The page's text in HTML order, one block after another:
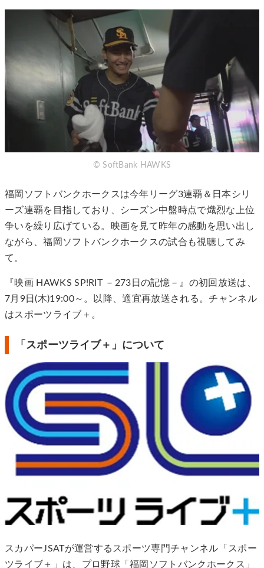
© SoftBank HAWKS
福岡ソフトバンクホークスは今年リーグ3連覇＆日本シリ
ーズ連覇を目指しており、シーズン中盤時点で熾烈な上位
争いを繰り広げている。映画を見て昨年の感動を思い出し
ながら、福岡ソフトバンクホークスの試合も視聴してみ
て。
『映画 HAWKS SP!RIT －273日の記憶－』の初回放送は、
7月9日(木)19:00～。以降、適宜再放送される。チャンネル
はスポーツライブ＋。
「スポーツライブ＋」について
スカパーJSATが運営するスポーツ専門チャンネル「スポー
ツライブ＋」は、プロ野球「福岡ソフトバンクホークス」